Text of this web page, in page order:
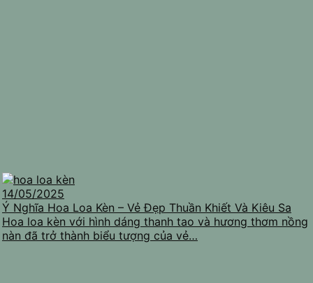
14/05/2025
Ý Nghĩa Hoa Loa Kèn – Vẻ Đẹp Thuần Khiết Và Kiêu Sa
Hoa loa kèn với hình dáng thanh tao và hương thơm nồng
nàn đã trở thành biểu tượng của vẻ…